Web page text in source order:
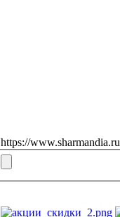
https://www.sharmandia.ru